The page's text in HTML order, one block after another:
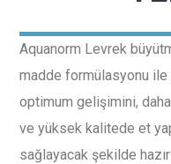
Aquanorm Levrek
madde formülasyonu ile
optimum gelişimini,
ve yüksek kalitede et
sağlayacak şekilde